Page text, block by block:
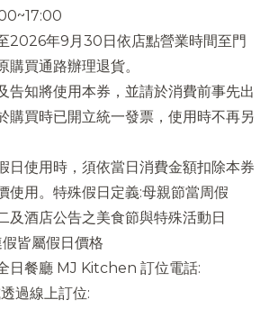
2026年9月30日依店點營業時間至門
買通路辦理退貨。
告知將使用本券，並請於消費前事先出
購買時已開立統一發票，使用時不再另
日使用時，須依當日消費金額扣除本券
使用。特殊假日定義:母親節當周假
及酒店公告之美食節與特殊活動日
皆屬假日價格
日餐廳 MJ Kitchen 訂位電話:
過線上訂位: